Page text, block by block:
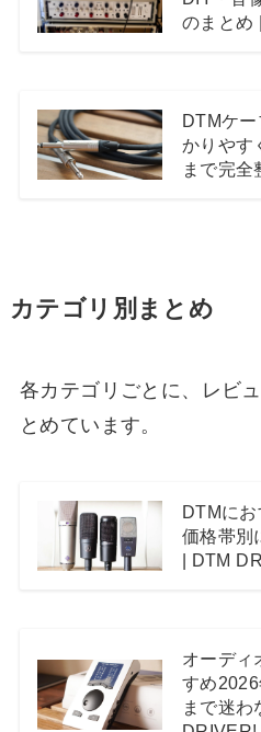
のまとめ
DTMケ
かりやす
まで完
カテゴリ別まとめ
各カテゴリごとに、レビ
とめています。
DTMにお
価格帯別
| DTM
オーディ
すめ
まで迷わ